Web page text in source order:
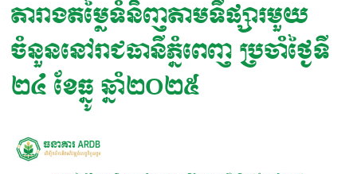
តារាងតម្លៃទំនិញតាមទីផ្សារមួយ
ចំនួននៅរាជធានីភ្នំពេញ ប្រចាំថ្ងៃទី
២៤ ខែធ្នូ ឆ្នាំ២០២៥